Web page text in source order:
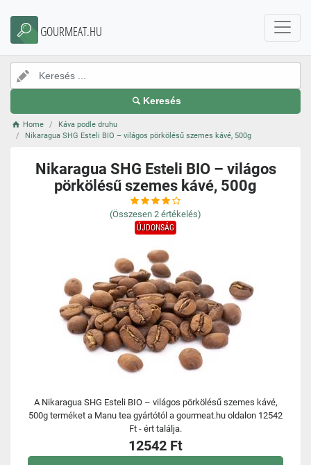
GOURMEAT.HU
Keresés
Home
Káva podle druhu
Nikaragua SHG Esteli BIO – világos pörkölésű szemes kávé, 500g
Nikaragua SHG Esteli BIO – világos
pörkölésű szemes kávé, 500g
(Összesen 2 értékelés)
ÚJDONSÁG
A Nikaragua SHG Esteli BIO – világos pörkölésű szemes kávé,
500g terméket a Manu tea gyártótól a gourmeat.hu oldalon 12542
Ft - ért találja.
12542 Ft